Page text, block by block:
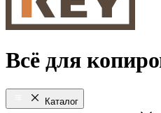
Всё для
Каталог